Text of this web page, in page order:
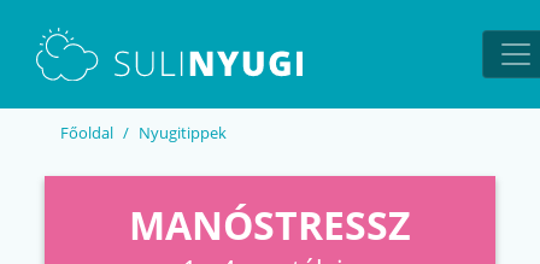
Főoldal Nyugitippek
MANÓSTRESSZ